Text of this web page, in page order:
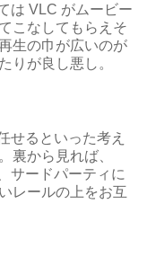
は VLC がムービー
こなしてもらえそ
生の巾が広いのが
りが良し悪し。
せるといった考え
裏から見れば、
サードパーティに
レールの上をお互